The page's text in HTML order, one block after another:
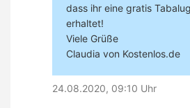
dass ihr eine gratis
erhaltet!
Viele Grüße
Claudia von Kostenlos.de
24.08.2020, 09:10 Uhr